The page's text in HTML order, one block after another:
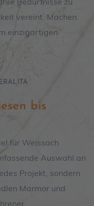
vereint. Machen
einzigartigen
bis
für Weissach
Auswahl an
Projekt, sondern
Marmor und